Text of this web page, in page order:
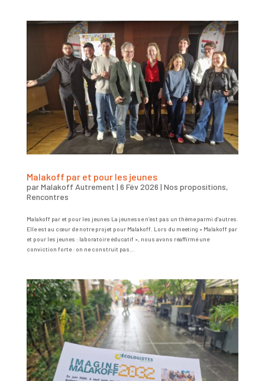
Malakoff par et pour les jeunes
parMalakoff Autrement | 6 Fév 2026 | Nos propositions,
Rencontres
Malakoff par et pour les jeunes La jeunesse n’est pas un thème parmi d’autres.
Elle est au cœur de notre projet pour Malakoff. Lors du meeting « Malakoff par
et pour les jeunes : laboratoire éducatif », nous avons réaffirmé une
conviction forte : on ne construit pas...